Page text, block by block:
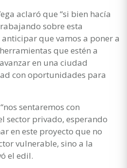
aclaró que “si bien hacía
sobre esta
que vamos a poner a
que estén a
en una ciudad
con oportunidades para
sentaremos con
sector privado, esperando
en este proyecto que no
vulnerable, sino a la
el edil.